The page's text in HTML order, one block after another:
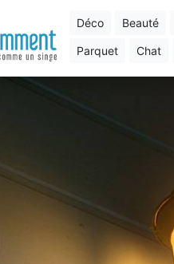
déco beauté
parquet chat